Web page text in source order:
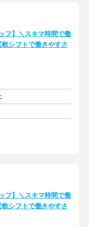
フ】＼スキマ時間で働
シフトで働きやすさ
フ】＼スキマ時間で働
シフトで働きやすさ